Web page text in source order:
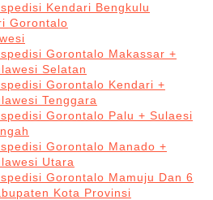
Kendari Bengkulu
Gorontalo
Gorontalo Makassar +
Selatan
Gorontalo Kendari +
Tenggara
Gorontalo Palu + Sulaesi
Gorontalo Manado +
Utara
Gorontalo Mamuju Dan 6
Kota Provinsi